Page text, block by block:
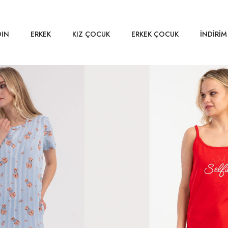
ERKEK KIZ ÇOCUK ERKEK ÇOCUK İNDİRİM